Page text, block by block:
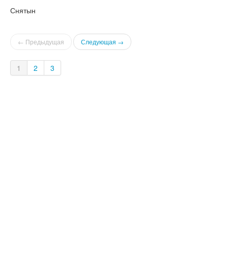
будинку. Електрика ,газ,вода і каналізація ( всі лічильники )
Снятын
← Предыдущая Следующая →
1 2 3